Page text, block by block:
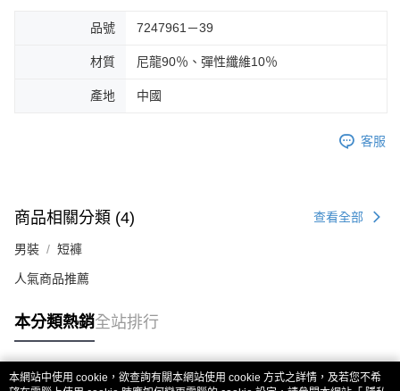
品號 7247961－39
材質 尼龍90％、彈性纖維10％
產地 中國
客服
商品相關分類 (4) 查看全部
男裝 短褲
人氣商品推薦
本分類熱銷全站排行
本網站中使用 cookie，欲查詢有關本網站使用 cookie 方式之詳情，及若您不希